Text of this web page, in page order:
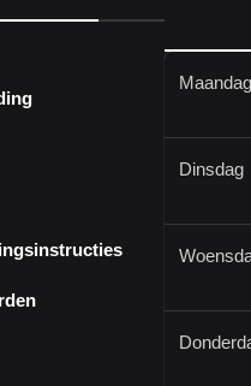
Maandag
Dinsdag